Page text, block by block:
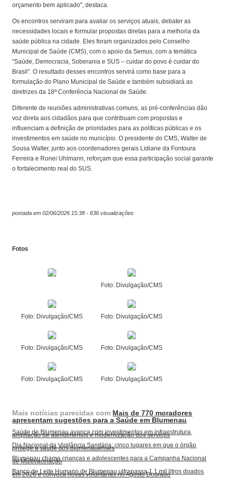
orçamento bem aplicado", destaca.
Os encontros serviram para avaliar os serviços atuais, debater as
necessidades locais e formular propostas diretas para a melhoria da
saúde pública na cidade. Eles foram organizados pelo Conselho
Municipal de Saúde (CMS), com o apoio da Semus, com a temática
“Saúde, Democracia, Soberania e SUS – cuidar do povo é cuidar do
Brasil”. O resultado desses encontros servirá como base para a
formulação do Plano Municipal de Saúde e também subsidiará as
diretrizes da 18ª Conferência Nacional de Saúde.
Diferente de reuniões administrativas comuns, as pré-conferências dão
voz direta aos cidadãos para que contribuam com propostas e
influenciam a definição de prioridades para as políticas públicas e os
investimentos em saúde no município. O presidente do CMS, Walter de
Sousa Walter, junto aos coordenadores gerais Lidiane da Fontoura
Ferreira e Ronei Uhlmann, reforçam que essa participação social garante
o fortalecimento real do SUS.
postada em 02/06/2026 15:38 - 636 visualizações
Fotos
Foto: Divulgação/CMS
Foto: Divulgação/CMS Foto: Divulgação/CMS
Foto: Divulgação/CMS Foto: Divulgação/CMS
Foto: Divulgação/CMS Foto: Divulgação/CMS
Mais notícias parecidas com Mais de 770 moradores
apresentam sugestões para a Saúde em Blumenau
Saúde de Blumenau avança com investimentos em infraestrutura,
ampliação de atendimentos e modernização dos serviços
Dia Nacional da Vigilância Sanitária: cinco lugares em que o órgão
protege a saúde dos blumenauenses
Blumenau chama crianças e adolescentes para a Campanha Nacional
de Multivacinação
Banco de Leite Humano de Blumenau ultrapassa 1,1 mil litros doados
em 2026 e convoca novas voluntárias no Agosto Dourado